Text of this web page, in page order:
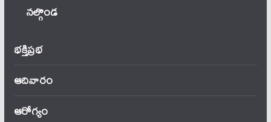
నల్గొండ
భక్తిప్రభ
ఆదివారం
ఆరోగ్యం